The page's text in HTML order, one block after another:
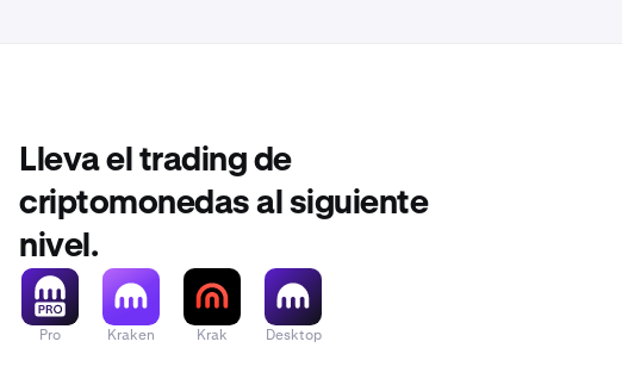
Lleva el trading de
criptomonedas al siguiente
nivel.
Pro Kraken Krak Desktop